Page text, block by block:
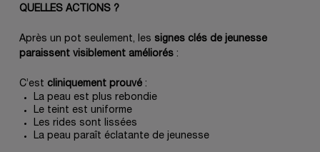
QUELLES ACTIONS ?
Après un pot seulement, les signes clés de jeunesse
paraissent visiblement améliorés :
C’est cliniquement prouvé :
La peau est plus rebondie
Le teint est uniforme
Les rides sont lissées
La peau paraît éclatante de jeunesse